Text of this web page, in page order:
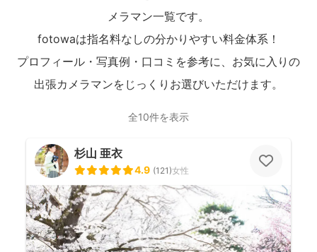
メラマン一覧です。
fotowaは指名料なしの分かりやすい料金体系！
プロフィール・写真例・口コミを参考に、お気に入りの
出張カメラマンをじっくりお選びいただけます。
全10件を表示
杉山 亜衣
4.9 (121)女性